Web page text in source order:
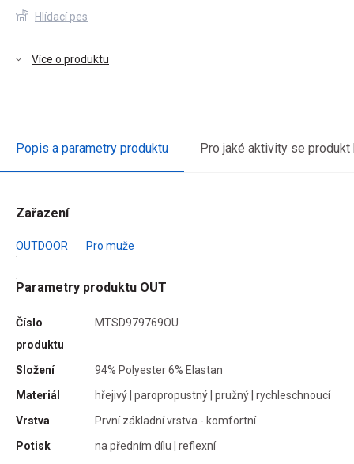
Hlídací pes
Více o produktu
Popis a parametry produktu Pro jaké aktivity se produkt
Zařazení
OUTDOOR Pro muže
Parametry produktu OUT
Číslo
produktu
MTSD979769OU
Složení
94% Polyester 6% Elastan
Materiál
hřejivý | paropropustný | pružný | rychleschnoucí
Vrstva
První základní vrstva - komfortní
Potisk
na předním dílu | reflexní